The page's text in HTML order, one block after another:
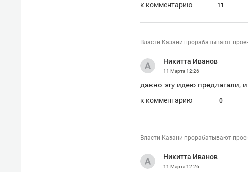
к комментарию 11
Власти Казани прорабатывают
Никитта Иванов
11 Марта12:26
давно эту идею предлагали,
к комментарию 0
Власти Казани прорабатывают
Никитта Иванов
11 Марта12:26
Оставить шум за волной: как
Рекомендуем
когда
свою
стрессом»